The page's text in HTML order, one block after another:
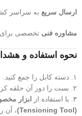
ارسال سریع به سراسر
مشاوره فنی تخصصی برای
نحوه استفاده و
۱. دسته کابل را جمع کنید.
۲. بست را دور آن حلقه کرده و سر آزاد را از داخل قفل فلزی عبور دهید.
۳. با استفاده از
ابزار
(Tensioning Tool)
، آن